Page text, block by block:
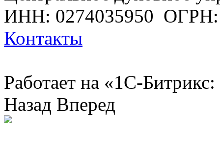
ИНН: 0274035950 ОГРН:
Контакты
Работает на «1С-
Назад Вперед